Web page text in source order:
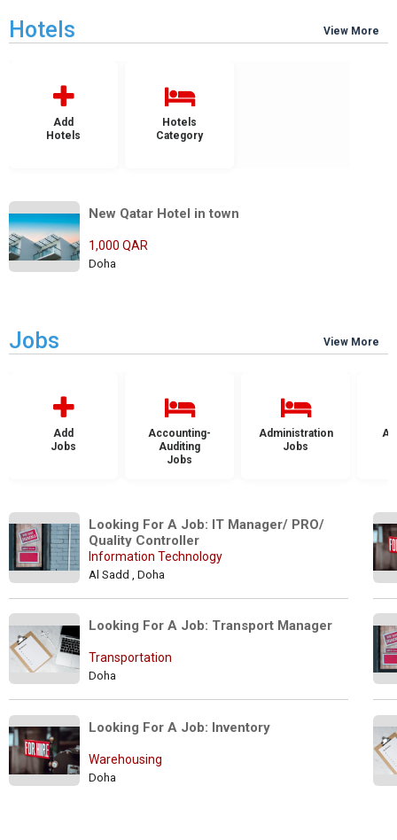
Hotels View More
Add
Hotels
Hotels
Category
New Qatar Hotel in town
1,000 QAR
Doha
Jobs View More
Add
Jobs
Accounting-
Auditing
Jobs
Administration
Jobs
Looking For A Job: IT Manager/ PRO/
Quality Controller
Information Technology
Al Sadd , Doha
Looking For A Job: Transport Manager
Transportation
Doha
Looking For A Job: Inventory
Warehousing
Doha